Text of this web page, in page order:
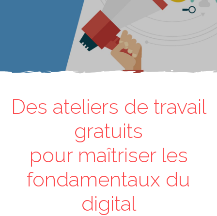
Des ateliers de travail
gratuits
pour maîtriser les
fondamentaux du
digital